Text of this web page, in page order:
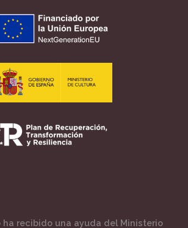
ha recibido una ayuda del Ministerio